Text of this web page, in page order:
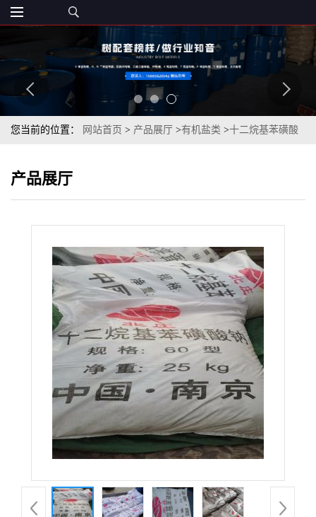
您当前的位置： 网站首页 > 产品展厅 >有机盐类 >十二烷基苯磺酸
产品展厅